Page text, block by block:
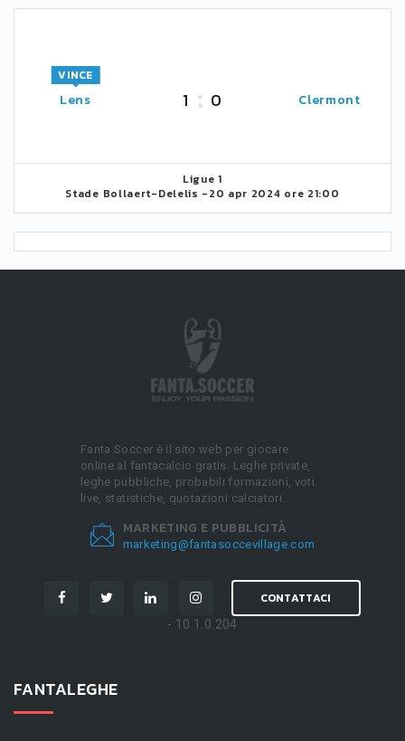
Lens
VINCE
1 0 Clermont
Ligue 1
Stade Bollaert-Delelis -20 apr 2024 ore 21:00
Fanta.Soccer è il sito web per giocare
online al fantacalcio gratis. Leghe private,
leghe pubbliche, probabili formazioni, voti
live, statistiche, quotazioni calciatori.
MARKETING E PUBBLICITÀ
marketing@fantasoccevillage.com
CONTATTACI
- 10.1.0.204
FANTALEGHE